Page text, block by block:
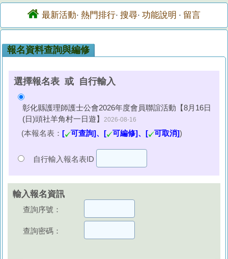
最新活動· 熱門排行· 搜尋· 功能說明 · 留言
報名資料查詢與編修
選擇報名表 或 自行輸入
彰化縣護理師護士公會2026年度會員聯誼活動【8月16日
(日)頭社羊角村一日遊】 2026-08-16
(本報名表： [ 可查詢]、[ 可編修]、[ 可取消])
自行輸入報名表ID
輸入報名資訊
查詢序號：
查詢密碼：